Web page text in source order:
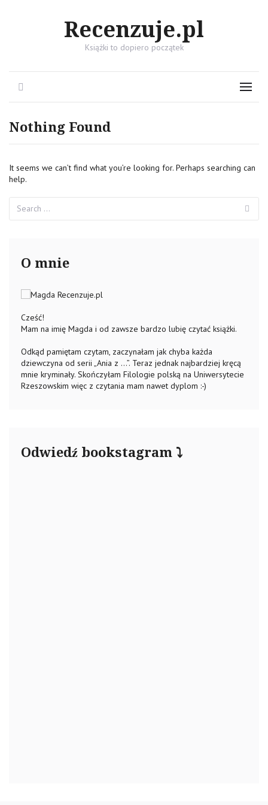
Recenzuje.pl
Książki to dopiero początek
Menu
Nothing Found
It seems we can’t find what you’re looking for. Perhaps searching can
help.
for:
O mnie
Cześć!
Mam na imię Magda i od zawsze bardzo lubię czytać książki.
Odkąd pamiętam czytam, zaczynałam jak chyba każda
dziewczyna od serii „Ania z …”. Teraz jednak najbardziej kręcą
mnie kryminały. Skończyłam Filologie polską na Uniwersytecie
Rzeszowskim więc z czytania mam nawet dyplom :-)
Odwiedź bookstagram ⤵